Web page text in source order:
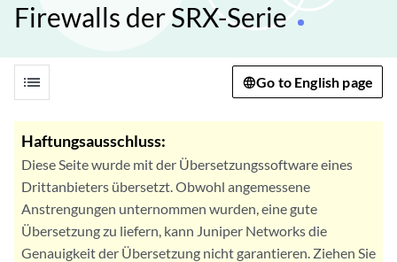
Firewalls der SRX-Serie
list Go to English page
Haftungsausschluss:
Diese Seite wurde mit der Übersetzungssoftware eines
Drittanbieters übersetzt. Obwohl angemessene
Anstrengungen unternommen wurden, eine gute
Übersetzung zu liefern, kann Juniper Networks die
Genauigkeit der Übersetzung nicht garantieren. Ziehen Sie